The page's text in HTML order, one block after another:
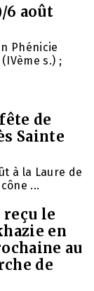
6 août
Phénicie
s.) ;
de
Sainte
à la Laure de
...
reçu le
en
au
de